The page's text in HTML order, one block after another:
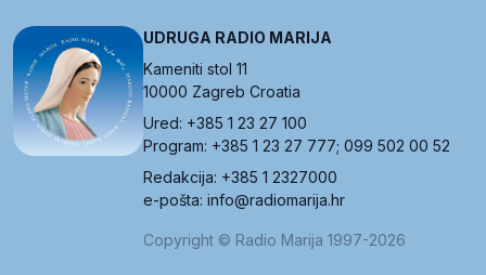
UDRUGA RADIO MARIJA
Kameniti stol 11
10000 Zagreb Croatia
Ured: +385 1 23 27 100
Program: +385 1 23 27 777; 099 502 00 52
Redakcija: +385 1 2327000
e-pošta: info@radiomarija.hr
Copyright © Radio Marija 1997-2026